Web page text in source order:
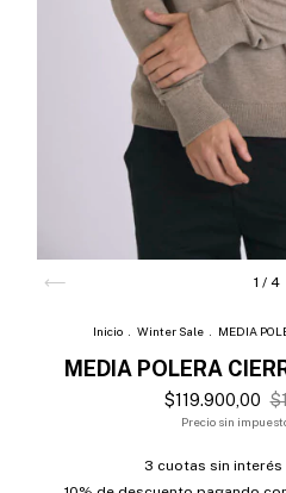
1 / 4
Inicio Winter Sale MEDIA
MEDIA POLERA
$119.900,00
Precio sin
3 cuotas sin interés